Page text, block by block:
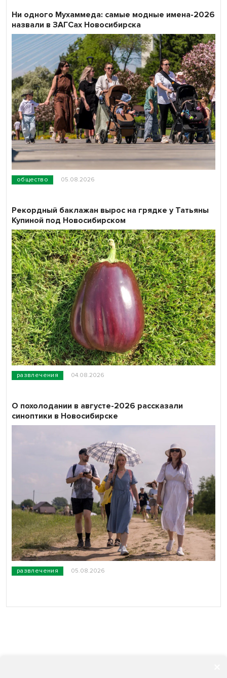
общество 05.08.2026
Ни одного Мухаммеда: самые модные имена-2026
назвали в ЗАГСах Новосибирска
развлечения 04.08.2026
Рекордный баклажан вырос на грядке у Татьяны
Купиной под Новосибирском
развлечения 05.08.2026
О похолодании в августе-2026 рассказали
синоптики в Новосибирске